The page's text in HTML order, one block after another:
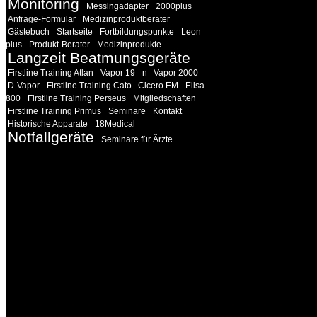
Monitoring Messingadapter
2000plus
Anfrage-Formular
Medizinproduktberater
Gästebuch
Startseite Fortbildungspunkte
Leon
plus
Produkt-Berater Medizinprodukte
Langzeit Beatmungsgeräte
Firstline Training Atlan Vapor 19 n
Vapor 2000
D-Vapor
Firstline Training Cato Cicero EM
Elisa
800
Firstline Training Perseus
Mitgliedschaften
Firstline Training Primus
Seminare
Kontakt
Historische Apparate
18Medical
Notfallgeräte Seminare für Ärzte